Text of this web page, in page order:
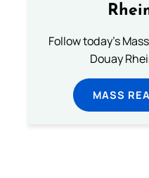
Follow today's
Douay
MASS